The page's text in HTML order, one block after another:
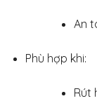
An
Phù hợp khi:
Rút